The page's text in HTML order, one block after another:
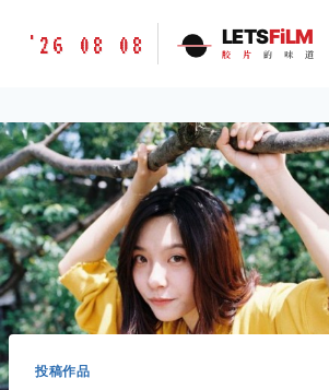
胶
味
道
LETSFILM
'26 08 08 LETSFiLM
胶 片 的 味 道
投稿作品